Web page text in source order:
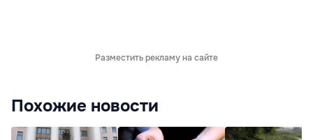
Разместить рекламу на сайте
Похожие новости